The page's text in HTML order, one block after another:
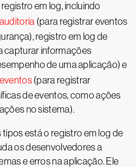
em log, incluindo
(para registrar eventos
registro em log de
capturar informações
de uma aplicação) e
(para registrar
de eventos, como ações
no sistema).
tipos está o registro em log de
os desenvolvedores a
e erros na aplicação. Ele